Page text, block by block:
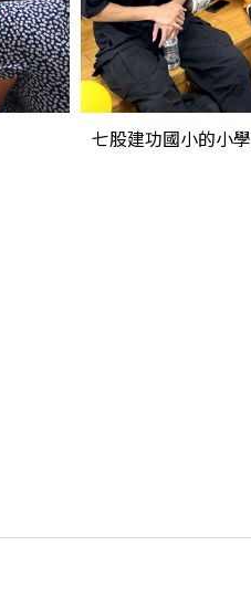
七股建功國小的小